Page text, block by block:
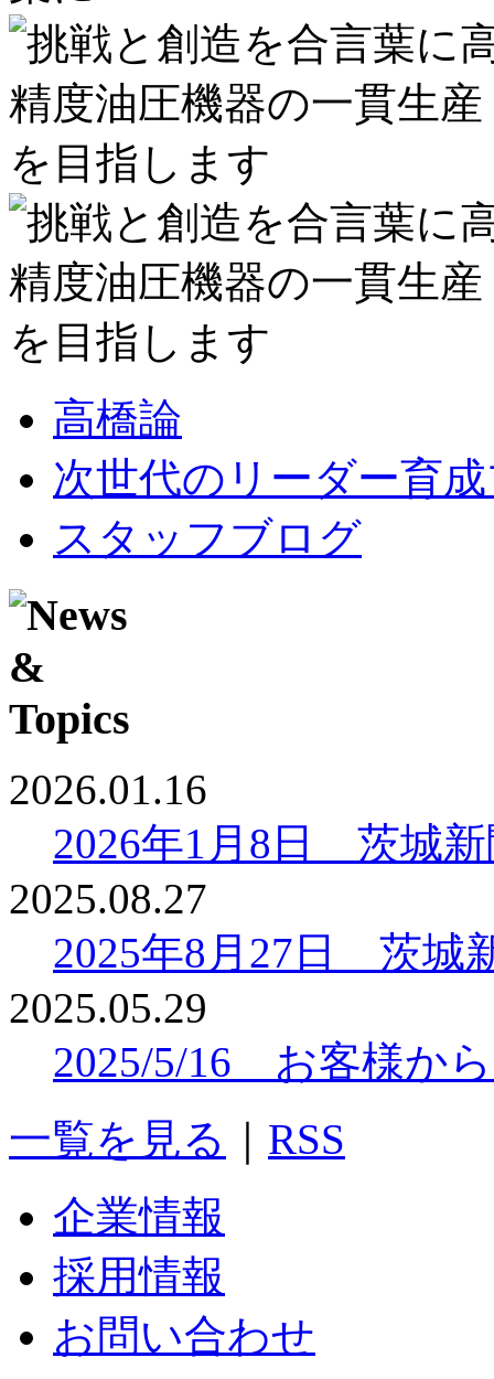
高橋論
次世代のリーダー育
スタッフブログ
2026.01.16
2026年1月8日 茨城
2025.08.27
2025年8月27日 茨城
2025.05.29
2025/5/16 お客様か
一覧を見る
RSS
企業情報
採用情報
お問い合わせ